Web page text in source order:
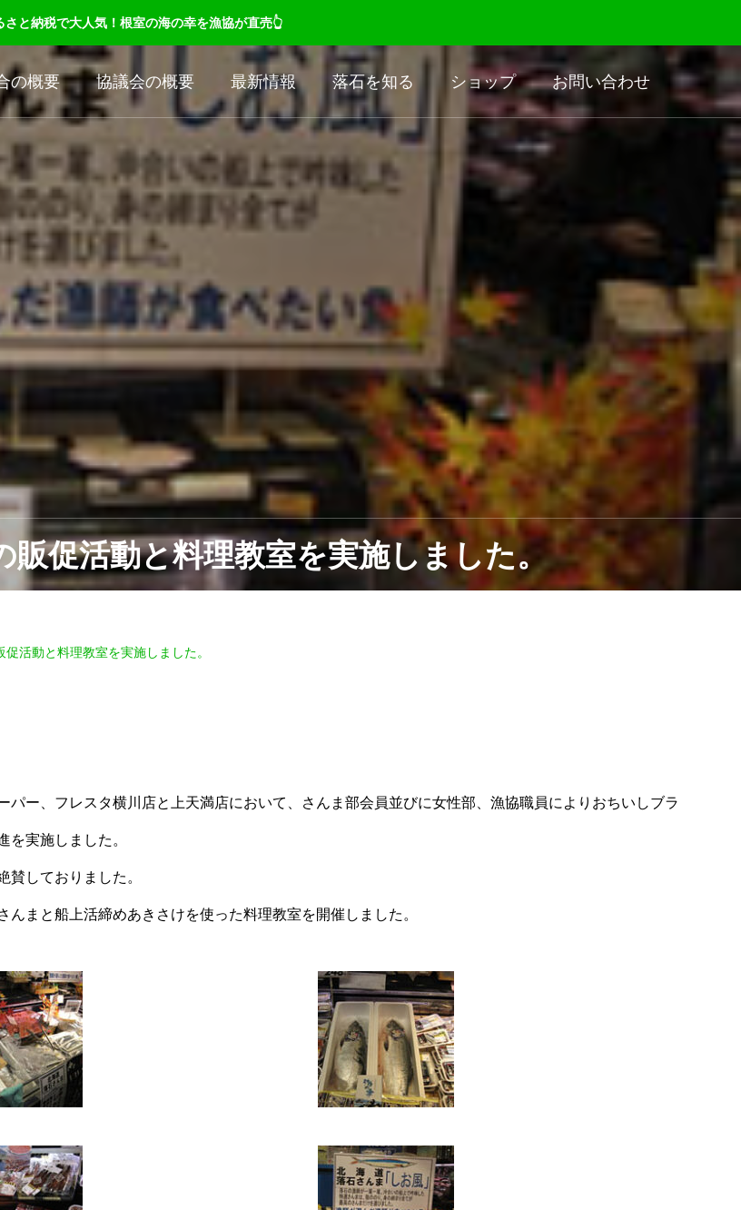
さと納税で大人気！根室の海の幸を漁協が直売👆
の概要 協議会の概要 最新情報 落石を知る ショップ お問い合わせ
漁師町の風景 地域の話題
促活動と料理教室を実施しました。
活動と料理教室を実施しました。
ー、フレスタ横川店と上天満店において、さんま部会員並びに女性部、漁協職員によりおちいしブラ
を実施しました。
しておりました。
まと船上活締めあきさけを使った料理教室を開催しました。